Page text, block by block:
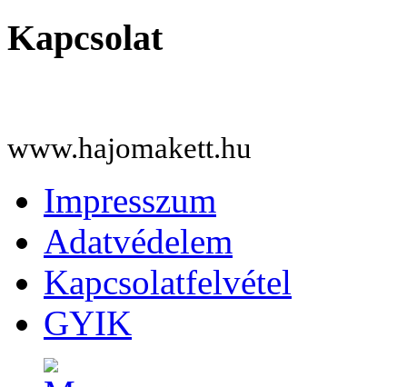
Kapcsolat
www.hajomakett.hu
Impresszum
Adatvédelem
Kapcsolatfelvétel
GYIK